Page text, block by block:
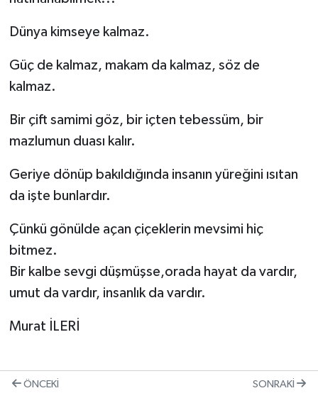
Dünya kimseye kalmaz.
Güç de kalmaz, makam da kalmaz, söz de
kalmaz.
Bir çift samimi göz, bir içten tebessüm, bir
mazlumun duası kalır.
Geriye dönüp bakıldığında insanın yüreğini ısıtan
da işte bunlardır.
Çünkü gönülde açan çiçeklerin mevsimi hiç
bitmez.
Bir kalbe sevgi düşmüşse,orada hayat da vardır,
umut da vardır, insanlık da vardır.
Murat İLERİ
ÖNCEKI SONRAKI